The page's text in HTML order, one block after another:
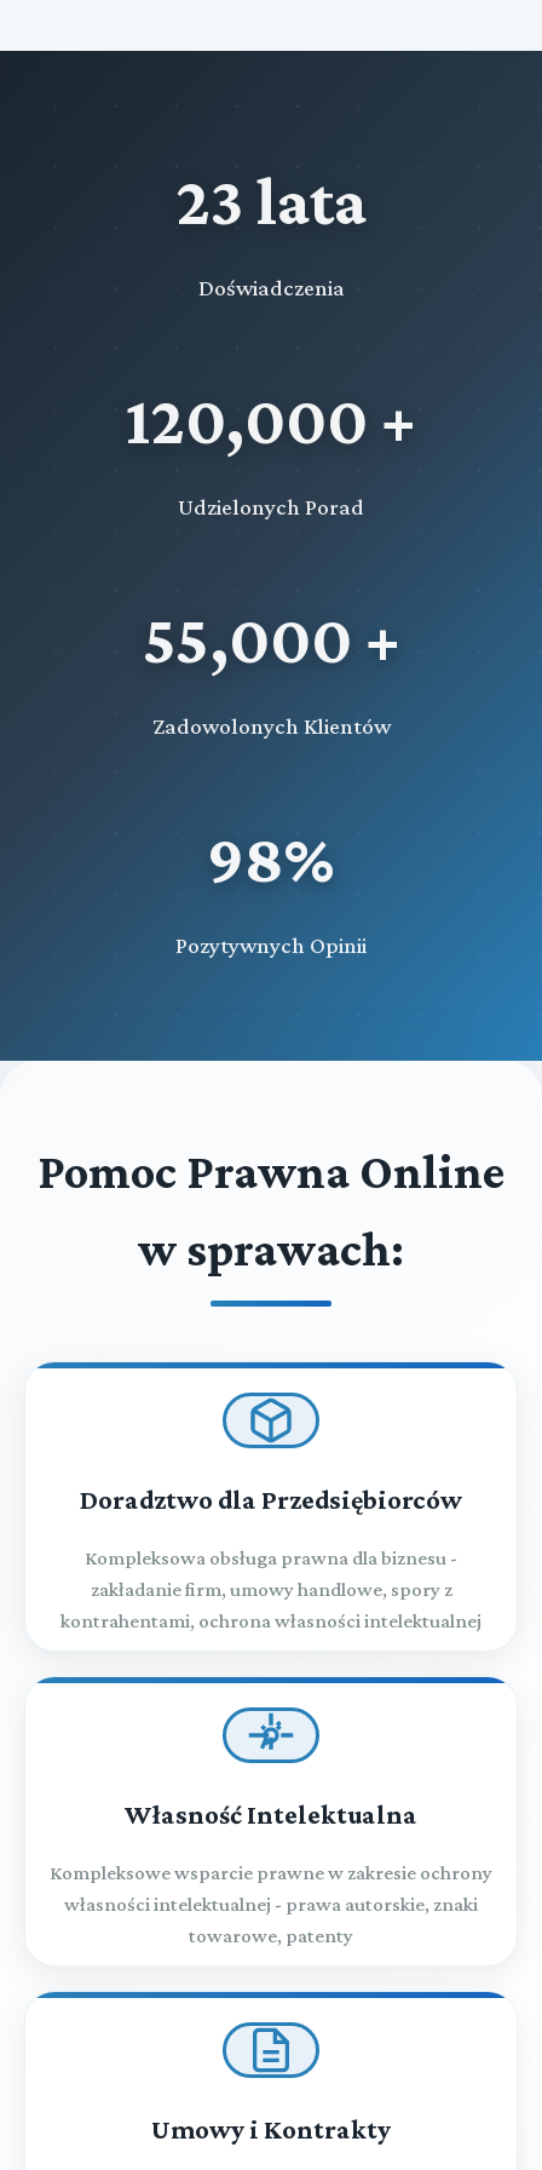
23 lata
Doświadczenia
120,000 +
Udzielonych Porad
55,000 +
Zadowolonych Klientów
98%
Pozytywnych Opinii
Pomoc Prawna Online
w sprawach:
Doradztwo dla Przedsiębiorców
Kompleksowa obsługa prawna dla biznesu -
zakładanie firm, umowy handlowe, spory z
kontrahentami, ochrona własności intelektualnej
Własność Intelektualna
Kompleksowe wsparcie prawne w zakresie ochrony
własności intelektualnej - prawa autorskie, znaki
towarowe, patenty
Umowy i Kontrakty